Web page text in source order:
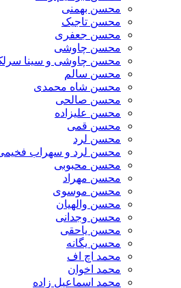
محسن بهمنی
محسن تاجیک
محسن جعفری
محسن چاوشی
محسن چاوشی و سینا سرلک
محسن سالم
محسن شاه محمدی
محسن صالحی
محسن علیزاده
محسن قمی
محسن لرد
محسن لرد و سهراب فخیمی و
محسن محبوبی
محسن مهراد
محسن موسوی
محسن والهیان
محسن وجدانی
محسن یاحقی
محسن یگانه
محمد اچ اف
محمد اخوان
محمد اسماعیل زاده